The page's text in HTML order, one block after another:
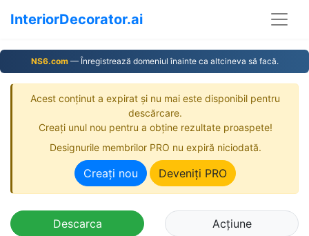
InteriorDecorator.ai
NS6.com— Înregistrează domeniul înainte ca altcineva să facă.
Acest conținut a expirat și nu mai este disponibil pentru
descărcare.
Creați unul nou pentru a obține rezultate proaspete!
Designurile membrilor PRO nu expiră niciodată.
Creați nou Deveniți PRO
Descarca Acțiune